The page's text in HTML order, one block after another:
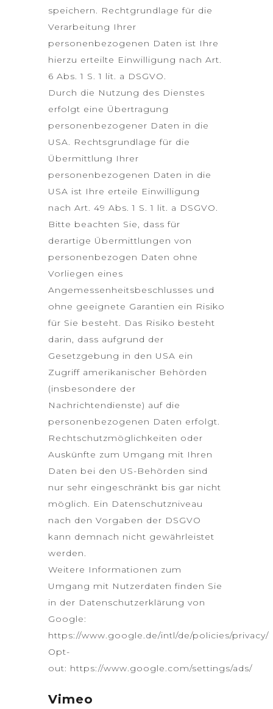
speichern. Rechtgrundlage für die
Verarbeitung Ihrer
personenbezogenen Daten ist Ihre
hierzu erteilte Einwilligung nach Art.
6 Abs. 1 S. 1 lit. a DSGVO.
Durch die Nutzung des Dienstes
erfolgt eine Übertragung
personenbezogener Daten in die
USA. Rechtsgrundlage für die
Übermittlung Ihrer
personenbezogenen Daten in die
USA ist Ihre erteile Einwilligung
nach Art. 49 Abs. 1 S. 1 lit. a DSGVO.
Bitte beachten Sie, dass für
derartige Übermittlungen von
personenbezogen Daten ohne
Vorliegen eines
Angemessenheitsbeschlusses und
ohne geeignete Garantien ein Risiko
für Sie besteht. Das Risiko besteht
darin, dass aufgrund der
Gesetzgebung in den USA ein
Zugriff amerikanischer Behörden
(insbesondere der
Nachrichtendienste) auf die
personenbezogenen Daten erfolgt.
Rechtschutzmöglichkeiten oder
Auskünfte zum Umgang mit Ihren
Daten bei den US-Behörden sind
nur sehr eingeschränkt bis gar nicht
möglich. Ein Datenschutzniveau
nach den Vorgaben der DSGVO
kann demnach nicht gewährleistet
werden.
Weitere Informationen zum
Umgang mit Nutzerdaten finden Sie
in der Datenschutzerklärung von
Google:
https://www.google.de/intl/de/policies/privacy/
Opt-
out: https://www.google.com/settings/ads/
Vimeo